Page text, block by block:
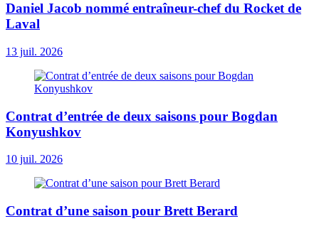
Daniel Jacob nommé entraîneur-chef du Rocket de
Laval
13 juil. 2026
Contrat d’entrée de deux saisons pour Bogdan
Konyushkov
10 juil. 2026
Contrat d’une saison pour Brett Berard